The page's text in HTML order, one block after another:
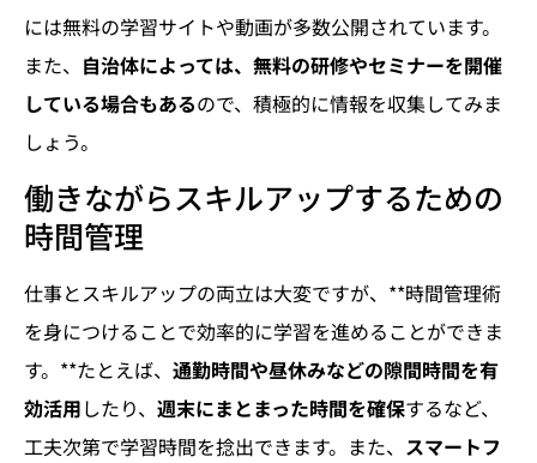
には無料の学習サイトや動画が多数公開されています。
また、 自治体によっては、無料の研修やセミナーを開催
している場合もあるので、積極的に情報を収集してみま
しょう。
働きながらスキルアップするための
時間管理
仕事とスキルアップの両立は大変ですが、**時間管理術
を身につけることで効率的に学習を進めることができま
す。**たとえば、 通勤時間や昼休みなどの隙間時間を有
効活用したり、 週末にまとまった時間を確保するなど、
工夫次第で学習時間を捻出できます。また、 スマートフ